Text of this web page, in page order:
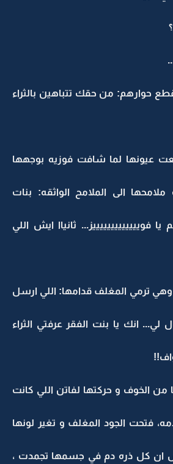
حوارهم: من حقك تتباهين بالثراء
عيونها لما شافت فوزيه بوجهها
ملامحها الى الملامح الواثقه: بنات
فويييييييييييييز... ثانياا ايش اللي
ترمي المغلف قدامها: اللي ارسل
لي... انك يا بنت الفقر عرفتي الثراء
الخوف و حركتها لفاتن اللي كانت
فتحت الجود المغلف و تغير لونها
ان كل ذره دم في جسمها تجمدت ،